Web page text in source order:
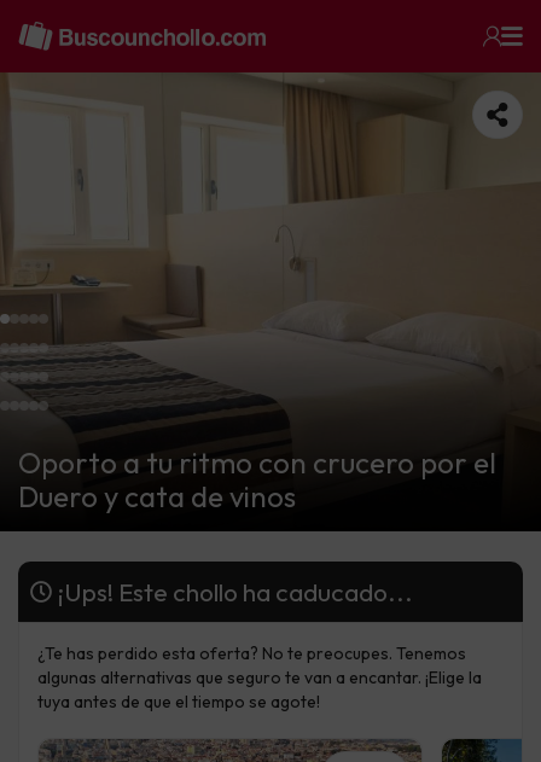
Oporto a tu ritmo con crucero por el
Duero y cata de vinos
¡Ups! Este chollo ha caducado...
¿Te has perdido esta oferta? No te preocupes. Tenemos
algunas alternativas que seguro te van a encantar. ¡Elige la
tuya antes de que el tiempo se agote!